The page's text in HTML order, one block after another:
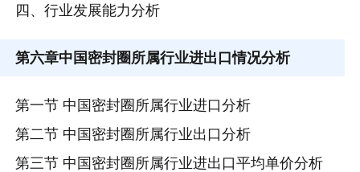
四、行业发展能力分析
第六章中国密封圈所属行业进出口情况分析
第一节 中国密封圈所属行业进口分析
第二节 中国密封圈所属行业出口分析
第三节 中国密封圈所属行业进出口平均单价分析